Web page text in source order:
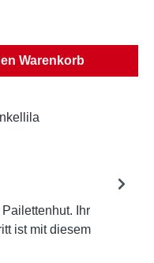
gewünschten
Warenkorb
Ihr
ist mit diesem